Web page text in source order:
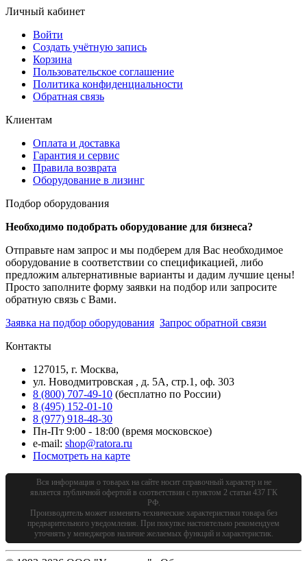
Личный кабинет
Войти
Создать учётную запись
Корзина
Пользовательское соглашение
Политика конфиденциальности
Обратная связь
Клиентам
Оплата и доставка
Гарантия и сервис
Правила возврата
Оборудование в лизинг
Подбор оборудования
Необходимо подобрать оборудование для бизнеса?
Отправьте нам запрос и мы подберем для Вас необходимое
оборудование в соответствии со спецификацией, либо
предложим альтернативные варианты и дадим лучшие цены!
Просто заполните форму заявки на подбор или запросите
обратную связь с Вами.
Заявка на подбор оборудования Запрос обратной связи
Контакты
127015, г. Москва,
ул. Новодмитровская , д. 5А, стр.1, оф. 303
8 (800) 707-49-10 (бесплатно по России)
8 (495) 152-01-10
8 (977) 918-48-30
Пн-Пт 9:00 - 18:00 (время московское)
e-mail: shop@ratora.ru
Посмотреть на карте
Вся информация о товарах на сайте носит справочный характер и не
является публичной офертой в соответствии с пунктом 2 статьи 437 ГК
РФ.
Производитель может изменять технические характеристики товара без
предварительного уведомления. При покупке настоятельно рекомендуем
уточнять у менеджеров наличие желаемых функций и характеристик.